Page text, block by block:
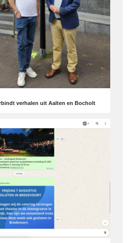
verhalen uit Aalten en Bocholt